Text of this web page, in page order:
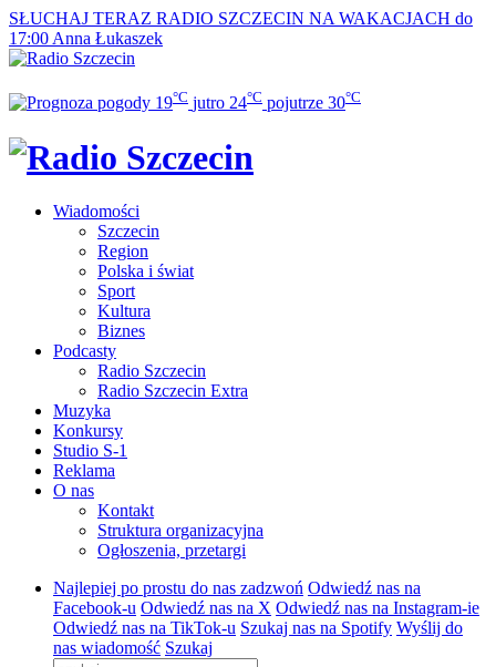
SŁUCHAJ TERAZ RADIO SZCZECIN NA WAKACJACH do
17:00 Anna Łukaszek
19°C jutro 24°C pojutrze 30°C
Wiadomości
Szczecin
Region
Polska i świat
Sport
Kultura
Biznes
Podcasty
Radio Szczecin
Radio Szczecin Extra
Muzyka
Konkursy
Studio S-1
Reklama
O nas
Kontakt
Struktura organizacyjna
Ogłoszenia, przetargi
Najlepiej po prostu do nas zadzwoń Odwiedź nas na
Facebook-u Odwiedź nas na X Odwiedź nas na Instagram-ie
Odwiedź nas na TikTok-u Szukaj nas na Spotify Wyślij do
nas wiadomość Szukaj